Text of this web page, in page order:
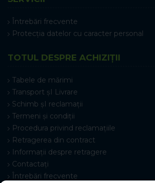
Întrebări frecvente
Protecția datelor cu caracter personal
TOTUL DESPRE ACHIZIȚII
Tabele de mărimi
Transport șI Livrare
Schimb șI reclamații
Termeni și condiții
Procedura privind reclamațiile
Retragerea din contract
Informații despre retragere
Contactați
Întrebări frecvente